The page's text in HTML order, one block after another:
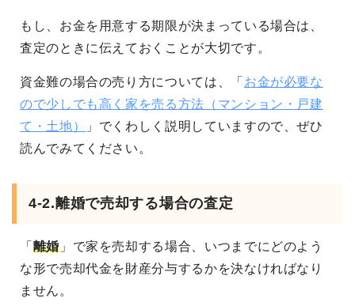
もし、お金を用意する期限が決まっている場合は、
査定のときに伝えておくことが大切です。
資金難の場合の売り方については、「 お金が必要な
ので少しでも高く家を売る方法（マンション・戸建
て・土地）
」でくわしく説明していますので、ぜひ
読んでみてください。
4-2.離婚で売却する場合の査定
「 離婚」で家を売却する場合、いつまでにどのよう
な形で売却代金を財産分与するかを決なければなり
ません。